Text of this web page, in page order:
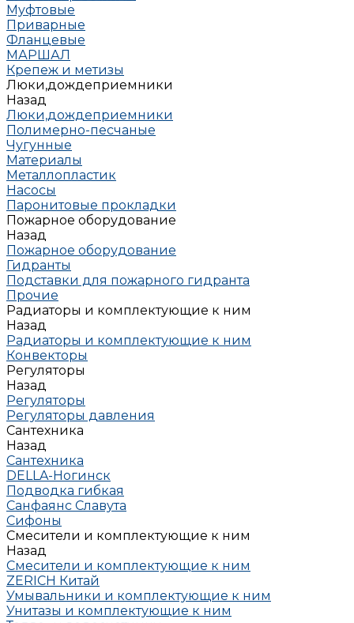
Муфтовые
Приварные
Фланцевые
МАРШАЛ
Крепеж и метизы
Люки,дождеприемники
Назад
Люки,дождеприемники
Полимерно-песчаные
Чугунные
Материалы
Металлопластик
Насосы
Паронитовые прокладки
Пожарное оборудование
Назад
Пожарное оборудование
Гидранты
Подставки для пожарного гидранта
Прочие
Радиаторы и комплектующие к ним
Назад
Радиаторы и комплектующие к ним
Конвекторы
Регуляторы
Назад
Регуляторы
Регуляторы давления
Сантехника
Назад
Сантехника
DELLA-Ногинск
Подводка гибкая
Санфаянс Славута
Сифоны
Смесители и комплектующие к ним
Назад
Смесители и комплектующие к ним
ZERICH Китай
Умывальники и комплектующие к ним
Унитазы и комплектующие к ним